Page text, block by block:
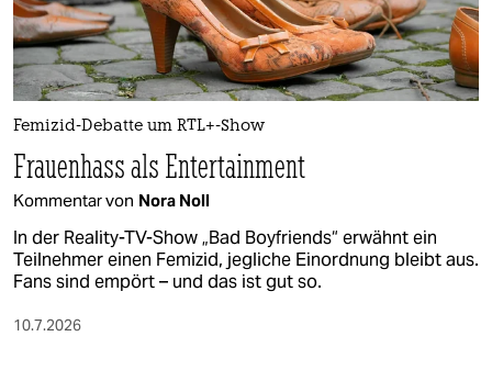
Femizid-Debatte um RTL+-Show
Frauenhass als Entertainment
Kommentar von Nora Noll
In der Reality-TV-Show „Bad Boyfriends“ erwähnt ein
Teilnehmer einen Femizid, jegliche Einordnung bleibt aus.
Fans sind empört – und das ist gut so.
10.7.2026